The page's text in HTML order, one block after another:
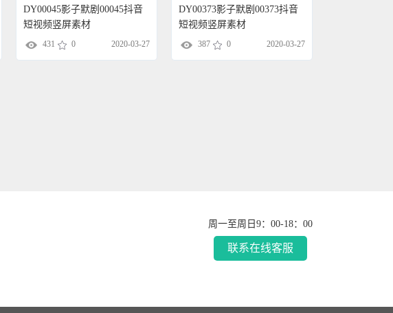
DY00045影子默剧00045抖音
短视频竖屏素材
431 0 2020-03-27
DY00373影子默剧00373抖音
短视频竖屏素材
387 0 2020-03-27
周一至周日9：00-18：00
联系在线客服